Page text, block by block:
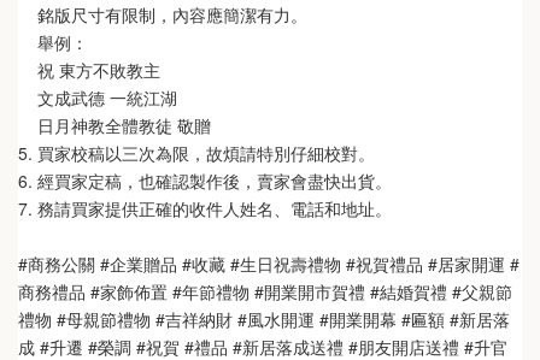
銘版尺寸有限制，內容應簡潔有力。
舉例：
祝 東方不敗教主
文成武德 一統江湖
日月神教全體教徒 敬贈
5. 買家校稿以三次為限，故煩請特別仔細校對。
6. 經買家定稿，也確認製作後，賣家會盡快出貨。
7. 務請買家提供正確的收件人姓名、電話和地址。
#商務公關 #企業贈品 #收藏 #生日祝壽禮物 #祝賀禮品 #居家開運 #
商務禮品 #家飾佈置 #年節禮物 #開業開市賀禮 #結婚賀禮 #父親節
禮物 #母親節禮物 #吉祥納財 #風水開運 #開業開幕 #匾額 #新居落
成 #升遷 #榮調 #祝賀 #禮品 #新居落成送禮 #朋友開店送禮 #升官